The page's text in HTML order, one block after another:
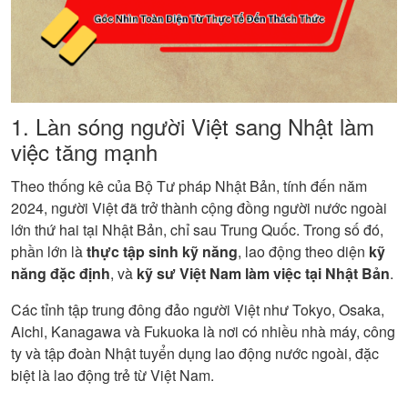
1. Làn sóng người Việt sang Nhật làm
việc tăng mạnh
Theo thống kê của Bộ Tư pháp Nhật Bản, tính đến năm
2024, người Việt đã trở thành cộng đồng người nước ngoài
lớn thứ hai tại Nhật Bản, chỉ sau Trung Quốc. Trong số đó,
phần lớn làthực tập sinh kỹ năng, lao động theo diện kỹ
năng đặc định, và kỹ sư Việt Nam làm việc tại Nhật Bản.
Các tỉnh tập trung đông đảo người Việt như Tokyo, Osaka,
Aichi, Kanagawa và Fukuoka là nơi có nhiều nhà máy, công
ty và tập đoàn Nhật tuyển dụng lao động nước ngoài, đặc
biệt là lao động trẻ từ Việt Nam.